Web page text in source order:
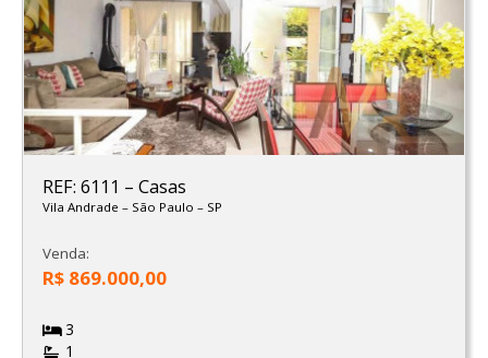
REF: 6111 – Casas
Vila Andrade – São Paulo – SP
Venda:
R$ 869.000,00
3
1